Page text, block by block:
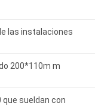
las instalaciones
200*110m m
que sueldan con